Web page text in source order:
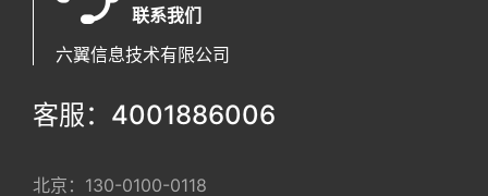
联系我们
六翼信息技术有限公司
客服：4001886006
北京： 130-0100-0118